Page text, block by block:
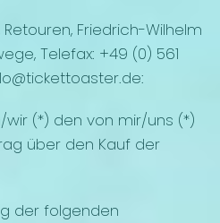
Friedrich-Wilhelm
Telefax: +49 (0) 561
(*) den von mir/uns (*)
über den Kauf der
der folgenden